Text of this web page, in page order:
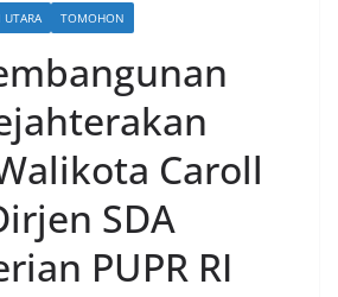
UTARA TOMOHON
Caroll
SDA
PUPR RI